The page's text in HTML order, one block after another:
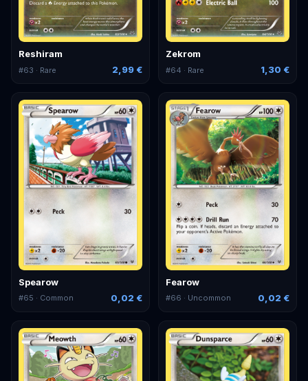
Reshiram
#63 · Rare 2,99 €
Zekrom
#64 · Rare 1,30 €
Spearow
#65 · Common 0,02 €
Fearow
#66 · Uncommon 0,02 €